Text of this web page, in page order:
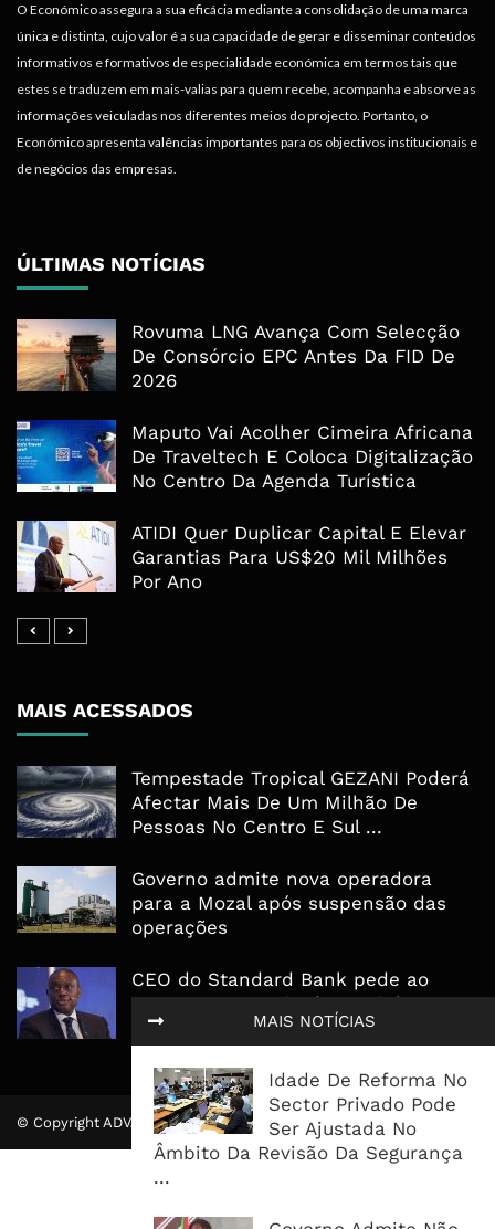
MAIS NOTÍCIAS
Idade De Reforma No
Sector Privado Pode
Ser Ajustada No
Âmbito Da Revisão Da Segurança
...
O Económico assegura a sua eficácia mediante a consolidação de uma marca
única e distinta, cujo valor é a sua capacidade de gerar e disseminar conteúdos
informativos e formativos de especialidade económica em termos tais que
estes se traduzem em mais-valias para quem recebe, acompanha e absorve as
informações veiculadas nos diferentes meios do projecto. Portanto, o
Económico apresenta valências importantes para os objectivos institucionais e
de negócios das empresas.
ÚLTIMAS NOTÍCIAS
Rovuma LNG Avança Com Selecção
De Consórcio EPC Antes Da FID De
2026
Maputo Vai Acolher Cimeira Africana
De Traveltech E Coloca Digitalização
No Centro Da Agenda Turística
ATIDI Quer Duplicar Capital E Elevar
Garantias Para US$20 Mil Milhões
Por Ano
MAIS ACESSADOS
Tempestade Tropical GEZANI Poderá
Afectar Mais De Um Milhão De
Pessoas No Centro E Sul ...
Governo admite nova operadora
para a Mozal após suspensão das
operações
CEO do Standard Bank pede ao
Governo que “saia do caminho” e
facilite os negócios
© Copyright ADVALUE. Todos Direitos Reservados.